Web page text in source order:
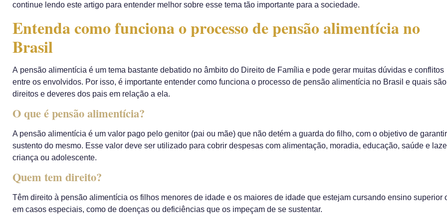
continue lendo este artigo para entender melhor sobre esse tema tão importante para a sociedade.
Entenda como funciona o processo de pensão alimentícia no
Brasil
A pensão alimentícia é um tema bastante debatido no âmbito do Direito de Família e pode gerar muitas dúvidas e conflitos
entre os envolvidos. Por isso, é importante entender como funciona o processo de pensão alimentícia no Brasil e quais
direitos e deveres dos pais em relação a ela.
O que é pensão alimentícia?
A pensão alimentícia é um valor pago pelo genitor (pai ou mãe) que não detém a guarda do filho, com o objetivo de
sustento do mesmo. Esse valor deve ser utilizado para cobrir despesas com alimentação, moradia, educação, saúde e
criança ou adolescente.
Quem tem direito?
Têm direito à pensão alimentícia os filhos menores de idade e os maiores de idade que estejam cursando ensino superior
em casos especiais, como de doenças ou deficiências que os impeçam de se sustentar.